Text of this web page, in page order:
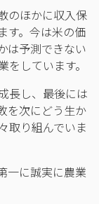
のほかに収入保
す。今は米の価
は予測できない
しています。
長し、最後には
を次にどう生か
取り組んでいま
一に誠実に農業